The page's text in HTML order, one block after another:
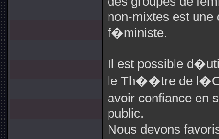
non-mixtes est une
f�ministe.
Il est possible
le Th��tre de
avoir confiance en
public.
Nous devons